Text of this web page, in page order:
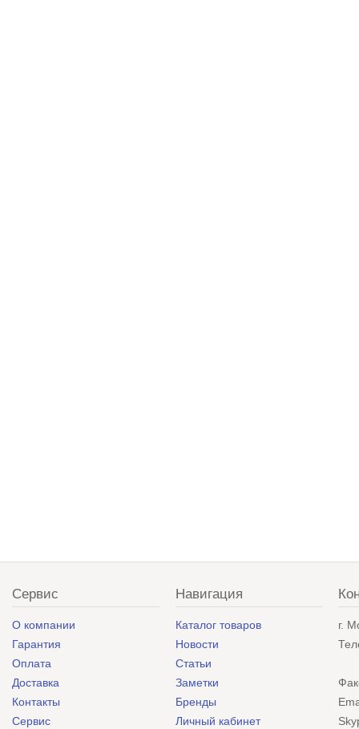
Сервис
О компании
Гарантия
Оплата
Доставка
Контакты
Сервис
Навигация
Каталог товаров
Новости
Статьи
Заметки
Бренды
Личный кабинет
г.